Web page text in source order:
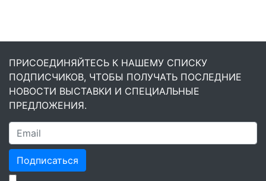
ПРИСОЕДИНЯЙТЕСЬ К НАШЕМУ СПИСКУ
ПОДПИСЧИКОВ, ЧТОБЫ ПОЛУЧАТЬ ПОСЛЕДНИЕ
НОВОСТИ ВЫСТАВКИ И СПЕЦИАЛЬНЫЕ
ПРЕДЛОЖЕНИЯ.
Подписаться